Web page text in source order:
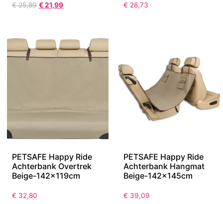
€25,89 €21,99 € 28,73
PETSAFE Happy Ride
Achterbank Overtrek
Beige-142x119cm
€ 32,80
PETSAFE Happy Ride
Achterbank Hangmat
Beige-142x145cm
€ 39,09